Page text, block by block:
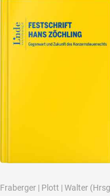
Fraberger | Plott | Walter